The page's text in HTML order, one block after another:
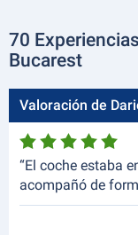
70
Bucarest
Valoración de
“El coche estaba
acompañó de